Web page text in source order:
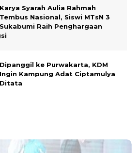
Karya Syarah Aulia Rahmah
Tembus Nasional, Siswi MTsN 3
Sukabumi Raih Penghargaan
Dipanggil ke Purwakarta, KDM
Ingin Kampung Adat Ciptamulya
Ditata